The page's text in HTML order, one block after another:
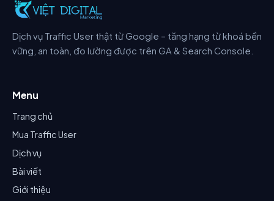
Dịch vụ Traffic User thật từ Google – tăng hạng từ khoá bền
vững, an toàn, đo lường được trên GA & Search Console.
Menu
Trang chủ
Mua Traffic User
Dịch vụ
Bài viết
Giới thiệu